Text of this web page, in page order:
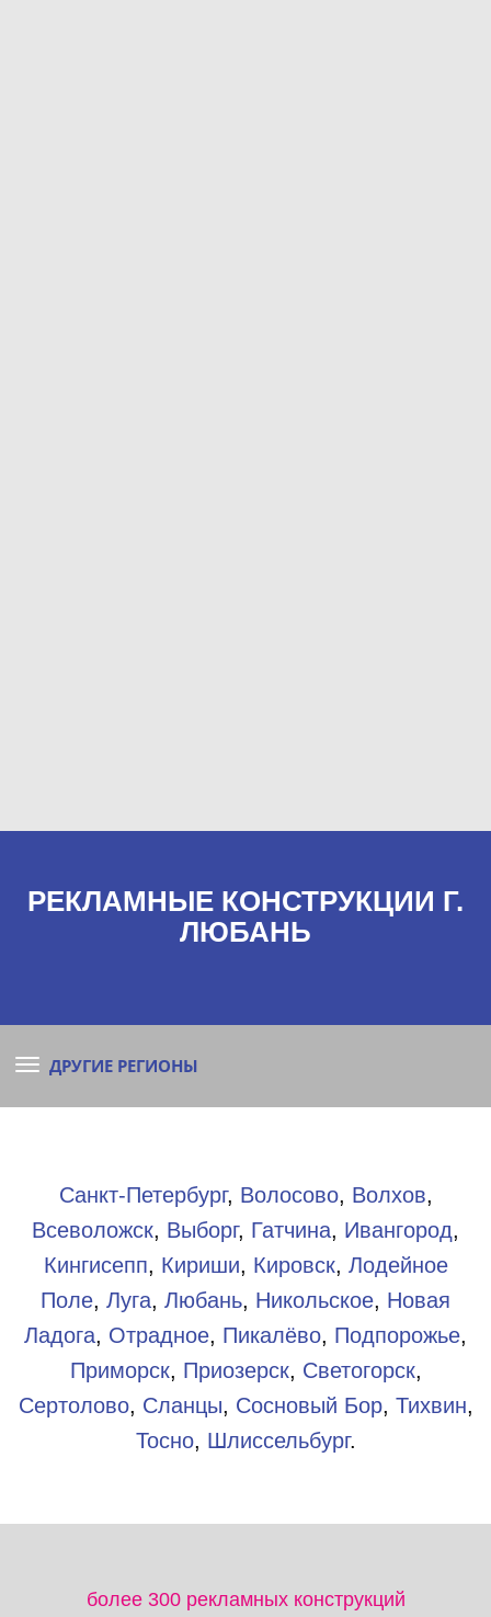
РЕКЛАМНЫЕ КОНСТРУКЦИИ Г.
ЛЮБАНЬ
ДРУГИЕ РЕГИОНЫ
Санкт-Петербург, Волосово, Волхов,
Всеволожск, Выборг, Гатчина, Ивангород,
Кингисепп, Кириши, Кировск, Лодейное
Поле, Луга, Любань, Никольское, Новая
Ладога, Отрадное, Пикалёво, Подпорожье,
Приморск, Приозерск, Светогорск,
Сертолово, Сланцы, Сосновый Бор, Тихвин,
Тосно, Шлиссельбург.​
более 300 рекламных конструкций